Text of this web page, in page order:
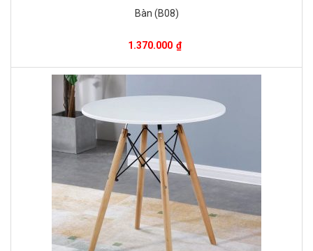
Bàn (B08)
1.370.000 ₫